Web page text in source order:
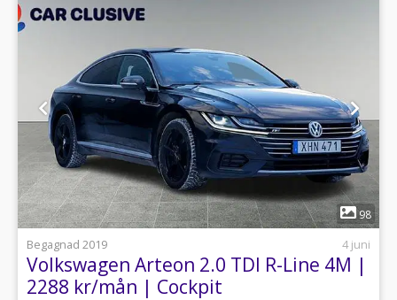
1
98
Begagnad 2019
4 juni
Volkswagen Arteon 2.0 TDI R-Line 4M |
2288 kr/mån | Cockpit